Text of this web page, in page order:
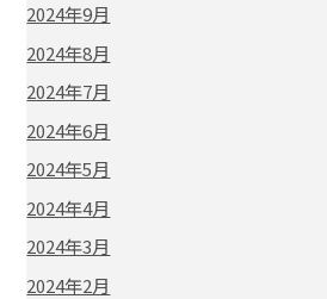
2024年9月
2024年8月
2024年7月
2024年6月
2024年5月
2024年4月
2024年3月
2024年2月